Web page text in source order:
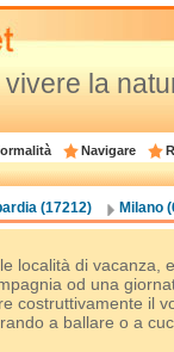
la
Navigare
(17212) Milano
località di vacanza,
od una
costruttivamente il
a ballare o a